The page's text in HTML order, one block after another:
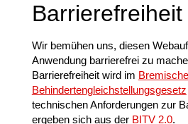
Barrierefreiheit
Wir bemühen uns, diesen
Anwendung barrierefrei zu
Barrierefreiheit wird im
Behindertengleichstellungsgesetz
technischen Anforderungen zur
ergeben sich aus der BITV 2.0.